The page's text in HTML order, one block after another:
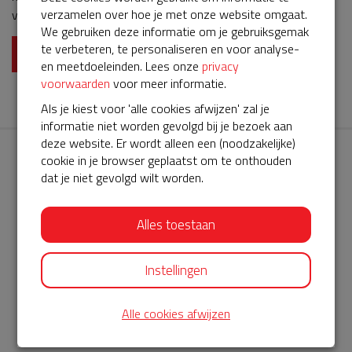
van onze BuurtAED verloopt bijna en moet worden verlengd,
zodat onze AED gebruiksklaar blijft. Help je mee om dit voor de
komende 5 jaar weer mogelijk te maken? Doneer mee voor
ons servicepakket!!!
Lees meer
AED360-ProCardio
ServiceBuurtAED wordt aangeboden door de Hartstichting en
AED360-ProCardio. Net als bij BuurtAED is AED360-ProCardio
de leverancier van het servicepakket en ontzorgen zij jou de
verzamelen over hoe je met onze website omgaat.
We gebruiken deze informatie om je gebruiksgemak
te verbeteren, te personaliseren en voor analyse-
en meetdoeleinden. Lees onze privacy
voorwaarden voor meer informatie.
Als je kiest voor 'alle cookies afwijzen' zal je
informatie niet worden gevolgd bij je bezoek aan
deze website. Er wordt alleen een (noodzakelijke)
cookie in je browser geplaatst om te onthouden
dat je niet gevolgd wilt worden.
Alles toestaan
Instellingen
Alle cookies afwijzen